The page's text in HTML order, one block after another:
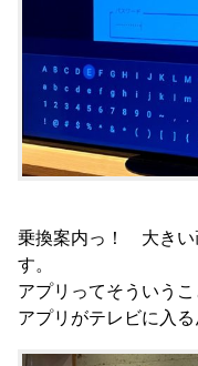
乗換案内っ！ 大きい
す。
アプリってそういうこ
アプリがテレビに入る